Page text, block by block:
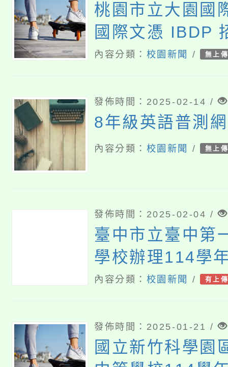
桃園市立大園國
國際文憑 IBDP
內容分類： 校園新聞 / 無上
發佈時間：2025-02-14 /
8年級英語普測
內容分類： 校園新聞 / 無上
發佈時間：2025-02-04 /
臺中市立臺中第
學校辦理114學
甄選入學招生說
內容分類： 校園新聞 / 有上
發佈時間：2025-01-21 /
國立新竹科學園